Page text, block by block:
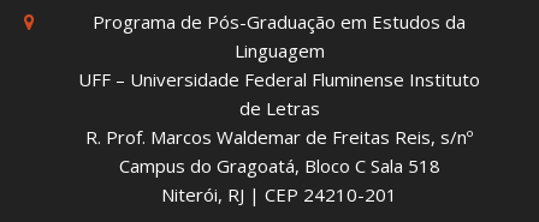
Programa de Pós-Graduação em Estudos da
Linguagem
UFF – Universidade Federal Fluminense Instituto
de Letras
R. Prof. Marcos Waldemar de Freitas Reis, s/nº
Campus do Gragoatá, Bloco C Sala 518
Niterói, RJ | CEP 24210-201